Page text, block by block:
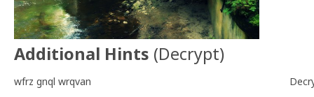
Additional Hints (Decrypt)
wfrz gnql wrqvan